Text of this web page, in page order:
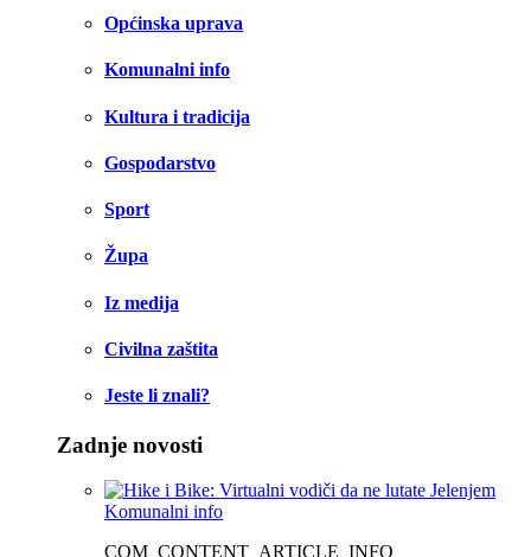
Općinska uprava
Komunalni info
Kultura i tradicija
Gospodarstvo
Sport
Župa
Iz medija
Civilna zaštita
Jeste li znali?
Zadnje novosti
Komunalni info
COM_CONTENT_ARTICLE_INFO